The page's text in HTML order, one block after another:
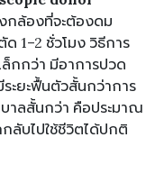
กล้องที่จะต้องดม
1–2 ชั่วโมง วิธีการ
กกว่า มีอาการปวด
ะยะฟื้นตัวสั้นกว่าการ
าลสั้นกว่า คือประมาณ
ลับไปใช้ชีวิตได้ปกติ